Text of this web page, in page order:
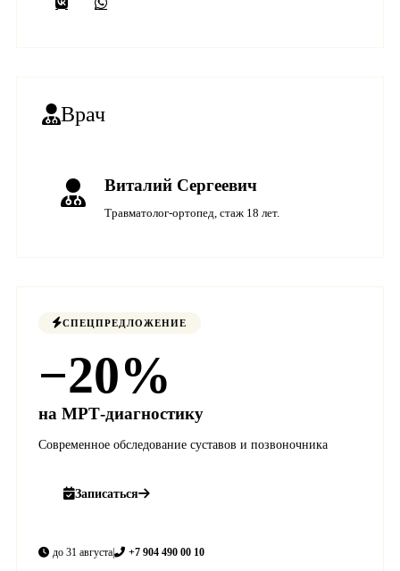
Врач
Виталий Сергеевич
Травматолог-ортопед, стаж 18 лет.
СПЕЦПРЕДЛОЖЕНИЕ
−20%
на МРТ-диагностику
Современное обследование суставов и позвоночника
Записаться
до 31 августа| +7 904 490 00 10